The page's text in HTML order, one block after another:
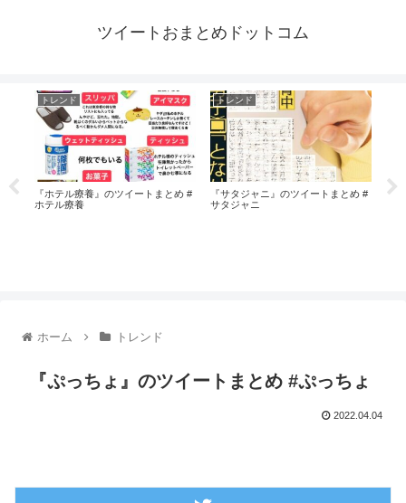
ツイートおまとめドットコム
マ
トレンド
『ホテル療養』のツイートまとめ #
ホテル療養
トレンド
『サタジャニ』のツイートまとめ #
サタジャニ
『
ホーム トレンド
『ぷっちょ』のツイートまとめ #ぷっちょ
2022.04.04